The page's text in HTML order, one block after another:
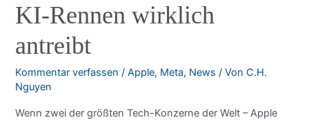
KI-Rennen wirklich
antreibt
Kommentar verfassen /Apple, Meta, News / VonC.H.
Nguyen
Wenn zwei der größten Tech-Konzerne der Welt – Apple